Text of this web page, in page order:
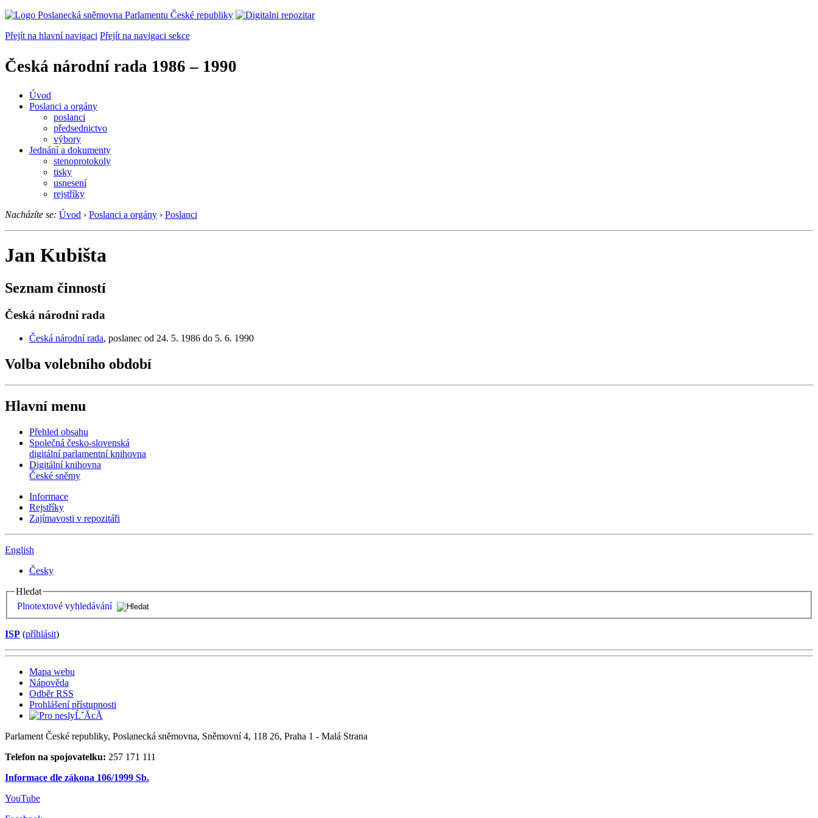
Přejít na hlavní navigaci Přejít na navigaci sekce
Česká národní rada 1986 – 1990
Úvod
Poslanci a orgány
poslanci
předsednictvo
výbory
Jednání a dokumenty
stenoprotokoly
tisky
usnesení
rejstříky
Nacházíte se: Úvod › Poslanci a orgány › Poslanci
Jan Kubišta
Seznam činností
Česká národní rada
Česká národní rada, poslanec od 24. 5. 1986 do 5. 6. 1990
Volba volebního období
Hlavní menu
Přehled obsahu
Společná česko-slovenská
digitální parlamentní knihovna
Digitální knihovna
České sněmy
Informace
Rejstříky
Zajímavosti v repozitáři
English
Česky
Hledat
Plnotextové vyhledávání
ISP (příhlásit)
Mapa webu
Nápověda
Odběr RSS
Prohlášení přístupnosti
Parlament České republiky, Poslanecká sněmovna, Sněmovní 4, 118 26, Praha 1 - Malá Strana
Telefon na spojovatelku: 257 171 111
Informace dle zákona 106/1999 Sb.
YouTube